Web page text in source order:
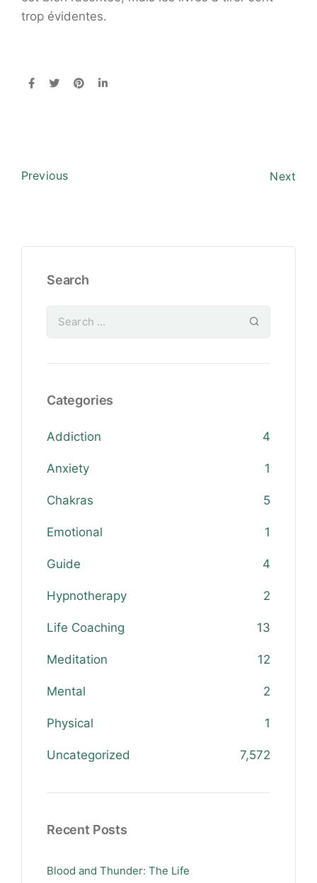
trop évidentes.
Previous Next
Search
Categories
Addiction 4
Anxiety 1
Chakras 5
Emotional 1
Guide 4
Hypnotherapy 2
Life Coaching 13
Meditation 12
Mental 2
Physical 1
Uncategorized 7,572
Recent Posts
Blood and Thunder: The Life